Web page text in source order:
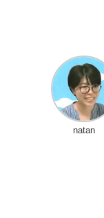
natan